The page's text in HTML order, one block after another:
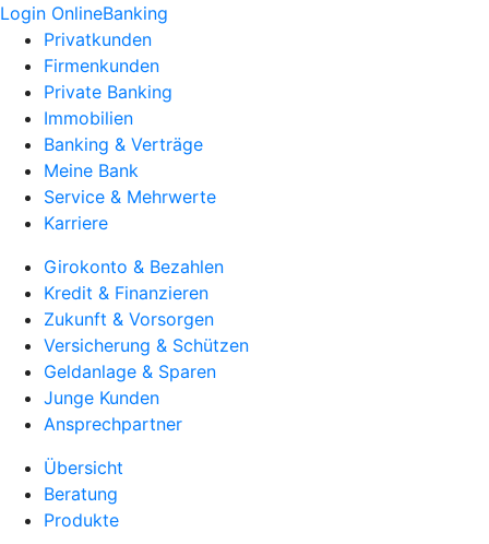
Login OnlineBanking
Privatkunden
Firmenkunden
Private Banking
Immobilien
Banking & Verträge
Meine Bank
Service & Mehrwerte
Karriere
Girokonto & Bezahlen
Kredit & Finanzieren
Zukunft & Vorsorgen
Versicherung & Schützen
Geldanlage & Sparen
Junge Kunden
Ansprechpartner
Übersicht
Beratung
Produkte